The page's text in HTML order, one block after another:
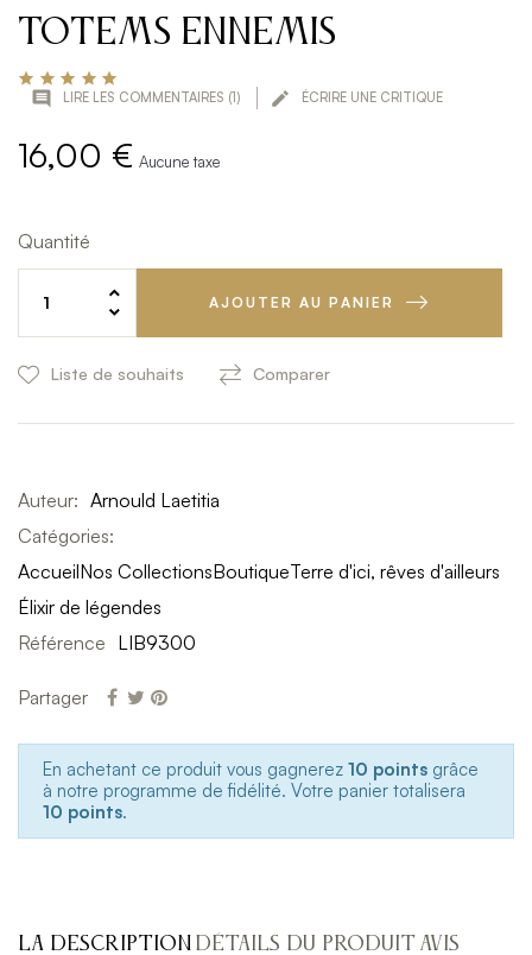
totems ennemis
 LIRE LES COMMENTAIRES (1)  ÉCRIRE UNE CRITIQUE
16,00 € Aucune taxe
Quantité
AJOUTER AU PANIER
Liste de souhaits Comparer
Auteur: Arnould Laetitia
Catégories:
AccueilNos CollectionsBoutiqueTerre d'ici, rêves d'ailleurs
Élixir de légendes
Référence LIB9300
Partager
En achetant ce produit vous gagnerez 10 points grâce
à notre programme de fidélité. Votre panier totalisera
10 points.
LA DESCRIPTION DÉTAILS DU PRODUIT AVIS